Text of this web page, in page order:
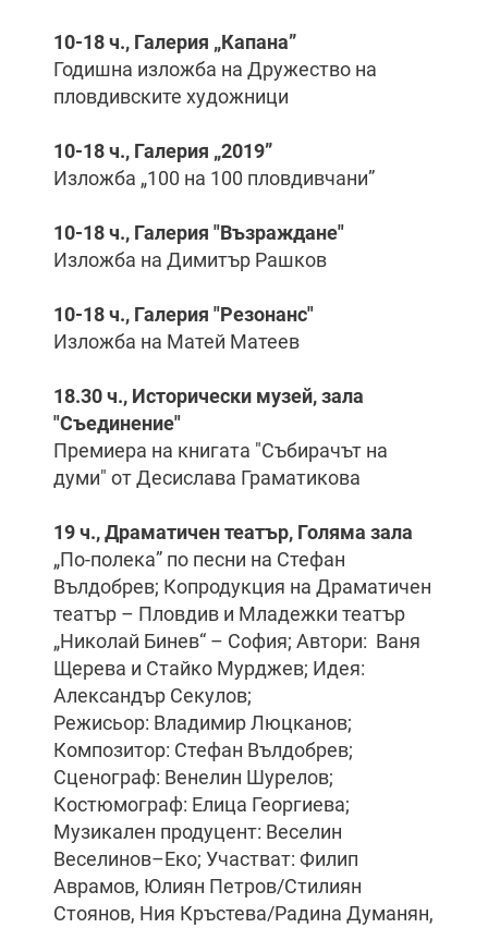
10-18 ч., Галерия „Капана”
Годишна изложба на Дружество на
пловдивските художници
10-18 ч., Галерия „2019”
Изложба „100 на 100 пловдивчани”
10-18 ч., Галерия "Възраждане"
Изложба на Димитър Рашков
10-18 ч., Галерия "Резонанс"
Изложба на Матей Матеев
18.30 ч., Исторически музей, зала
"Съединение"
Премиера на книгата "Събирачът на
думи" от Десислава Граматикова
19 ч., Драматичен театър, Голяма зала
„По-полека” по песни на Стефан
Вълдобрев; Копродукция на Драматичен
театър – Пловдив и Младежки театър
„Николай Бинев“ – София; Автори: Ваня
Щерева и Стайко Мурджев; Идея:
Александър Секулов;
Режисьор: Владимир Люцканов;
Композитор: Стефан Вълдобрев;
Сценограф: Венелин Шурелов;
Костюмограф: Елица Георгиева;
Музикален продуцент: Веселин
Веселинов–Еко; Участват: Филип
Аврамов, Юлиян Петров/Стилиян
Стоянов, Ния Кръстева/Радина Думанян,